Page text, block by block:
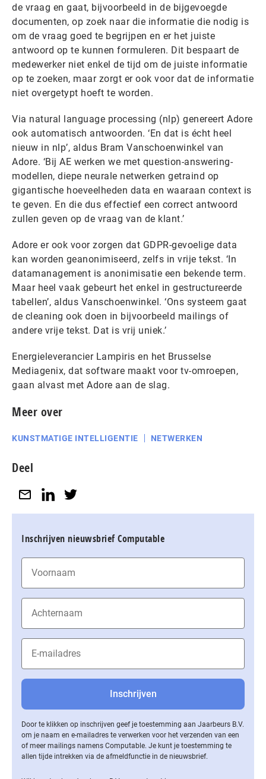
de vraag en gaat, bijvoorbeeld in de bijgevoegde
documenten, op zoek naar die informatie die nodig is
om de vraag goed te begrijpen en er het juiste
antwoord op te kunnen formuleren. Dit bespaart de
medewerker niet enkel de tijd om de juiste informatie
op te zoeken, maar zorgt er ook voor dat de informatie
niet overgetypt hoeft te worden.
Via natural language processing (nlp) genereert Adore
ook automatisch antwoorden. ‘En dat is écht heel
nieuw in nlp’, aldus Bram Vanschoenwinkel van
Adore. ‘Bij AE werken we met question-answering-
modellen, diepe neurale netwerken getraind op
gigantische hoeveelheden data en waaraan context is
te geven. En die dus effectief een correct antwoord
zullen geven op de vraag van de klant.’
Adore er ook voor zorgen dat GDPR-gevoelige data
kan worden geanonimiseerd, zelfs in vrije tekst. ‘In
datamanagement is anonimisatie een bekende term.
Maar heel vaak gebeurt het enkel in gestructureerde
tabellen’, aldus Vanschoenwinkel. ‘Ons systeem gaat
de cleaning ook doen in bijvoorbeeld mailings of
andere vrije tekst. Dat is vrij uniek.’
Energieleverancier Lampiris en het Brusselse
Mediagenix, dat software maakt voor tv-omroepen,
gaan alvast met Adore aan de slag.
Meer over
KUNSTMATIGE INTELLIGENTIE NETWERKEN
Deel
Inschrijven nieuwsbrief Computable
Door te klikken op inschrijven geef je toestemming aan Jaarbeurs B.V.
om je naam en e-mailadres te verwerken voor het verzenden van een
of meer mailings namens Computable. Je kunt je toestemming te
allen tijde intrekken via de af­meld­func­tie in de nieuwsbrief.